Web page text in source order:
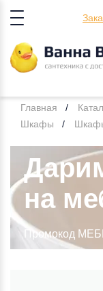
Главная
Шкафы
на
Промокод